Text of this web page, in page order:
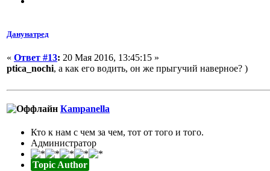
Данунатред
« Ответ #13: 20 Мая 2016, 13:45:15 »
ptica_nochi, а как его водить, он же прыгучий наверное? )
Кampanella
Кто к нам с чем за чем, тот от того и того.
Администратор
Topic Author